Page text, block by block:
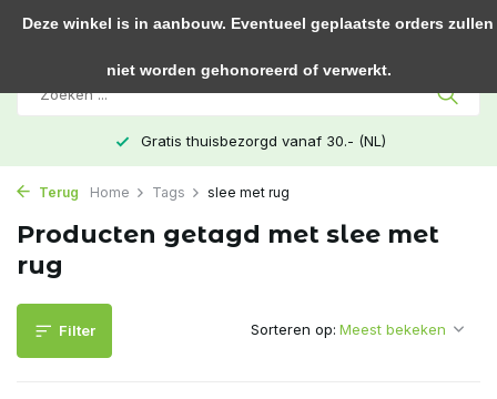
Gratis thuisbezorgd vanaf 30.- (NL)
Terug Home Tags slee met rug
Producten getagd met slee met
rug
Filter Sorteren op:
Deze winkel is in aanbouw. Eventueel geplaatste orders zullen
niet worden gehonoreerd of verwerkt.